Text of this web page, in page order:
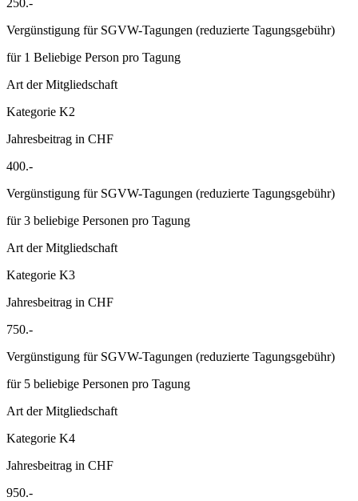
250.-
Vergünstigung für SGVW-Tagungen (reduzierte Tagungsgebühr)
für 1 Beliebige Person pro Tagung
Art der Mitgliedschaft
Kategorie K2
Jahresbeitrag in CHF
400.-
Vergünstigung für SGVW-Tagungen (reduzierte Tagungsgebühr)
für 3 beliebige Personen pro Tagung
Art der Mitgliedschaft
Kategorie K3
Jahresbeitrag in CHF
750.-
Vergünstigung für SGVW-Tagungen (reduzierte Tagungsgebühr)
für 5 beliebige Personen pro Tagung
Art der Mitgliedschaft
Kategorie K4
Jahresbeitrag in CHF
950.-